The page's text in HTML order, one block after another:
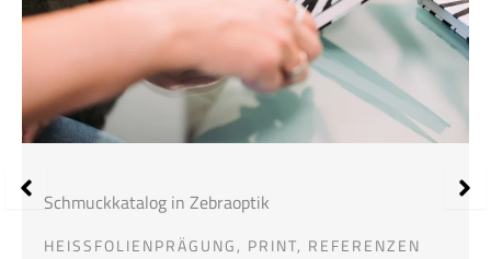
Schmuckkatalog in Zebraoptik
HEISSFOLIENPRÄGUNG , PRINT, REFERENZEN